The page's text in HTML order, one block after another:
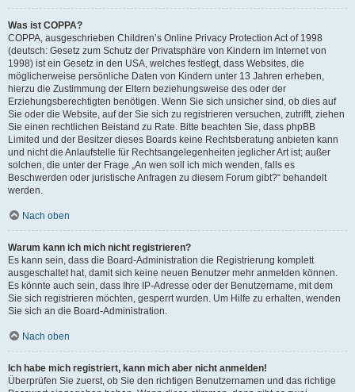
Was ist COPPA?
COPPA, ausgeschrieben Children’s Online Privacy Protection Act of 1998
(deutsch: Gesetz zum Schutz der Privatsphäre von Kindern im Internet von
1998) ist ein Gesetz in den USA, welches festlegt, dass Websites, die
möglicherweise persönliche Daten von Kindern unter 13 Jahren erheben,
hierzu die Zustimmung der Eltern beziehungsweise des oder der
Erziehungsberechtigten benötigen. Wenn Sie sich unsicher sind, ob dies auf
Sie oder die Website, auf der Sie sich zu registrieren versuchen, zutrifft, ziehen
Sie einen rechtlichen Beistand zu Rate. Bitte beachten Sie, dass phpBB
Limited und der Besitzer dieses Boards keine Rechtsberatung anbieten kann
und nicht die Anlaufstelle für Rechtsangelegenheiten jeglicher Art ist; außer
solchen, die unter der Frage „An wen soll ich mich wenden, falls es
Beschwerden oder juristische Anfragen zu diesem Forum gibt?“ behandelt
werden.
Nach oben
Warum kann ich mich nicht registrieren?
Es kann sein, dass die Board-Administration die Registrierung komplett
ausgeschaltet hat, damit sich keine neuen Benutzer mehr anmelden können.
Es könnte auch sein, dass Ihre IP-Adresse oder der Benutzername, mit dem
Sie sich registrieren möchten, gesperrt wurden. Um Hilfe zu erhalten, wenden
Sie sich an die Board-Administration.
Nach oben
Ich habe mich registriert, kann mich aber nicht anmelden!
Überprüfen Sie zuerst, ob Sie den richtigen Benutzernamen und das richtige